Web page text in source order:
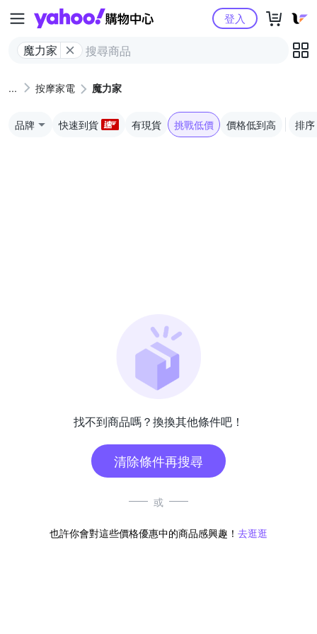
Yahoo購物中心
魔力家
登入
按摩家電 魔力家
品牌 快速到貨 有現貨 挑戰低價 價格低到高 排序
找不到商品嗎？換換其他條件吧！
清除條件再搜尋
或
也許你會對這些價格優惠中的商品感興趣！ 去逛逛